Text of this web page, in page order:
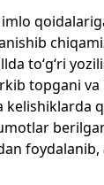
to‘g‘ri
topgani va
foydalanib,